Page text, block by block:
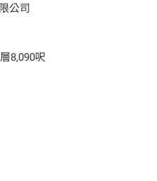
公司
8,090呎